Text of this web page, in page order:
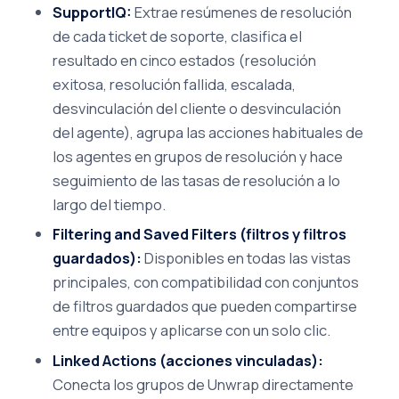
SupportIQ: Extrae resúmenes de resolución
de cada ticket de soporte, clasifica el
resultado en cinco estados (resolución
exitosa, resolución fallida, escalada,
desvinculación del cliente o desvinculación
del agente), agrupa las acciones habituales de
los agentes en grupos de resolución y hace
seguimiento de las tasas de resolución a lo
largo del tiempo.
Filtering and Saved Filters (filtros y filtros
guardados):Disponibles en todas las vistas
principales, con compatibilidad con conjuntos
de filtros guardados que pueden compartirse
entre equipos y aplicarse con un solo clic.
Linked Actions (acciones vinculadas):
Conecta los grupos de Unwrap directamente